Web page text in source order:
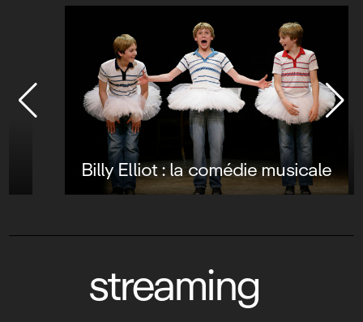
Billy Elliot : la comédie musicale
streaming